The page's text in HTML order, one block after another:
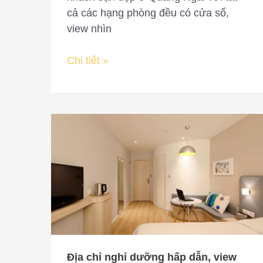
cả các hạng phòng đều có cửa sổ,
view nhìn
Palace
Hotel
Chi tiết »
Địa chỉ nghỉ dưỡng hấp dẫn, view
dưỡng
hấp
dẫn,
view
thoáng